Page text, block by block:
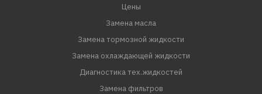
Цены
Замена масла
Замена тормозной жидкости
Замена охлаждающей жидкости
Диагностика тех.жидкостей
Замена фильтров